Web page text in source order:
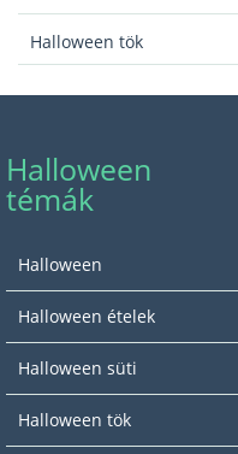
Halloween tök
Halloween
témák
Halloween
Halloween ételek
Halloween süti
Halloween tök